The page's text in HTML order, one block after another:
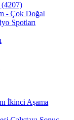
(4207)
- Çok Doğal
Spotları
İkinci Aşama